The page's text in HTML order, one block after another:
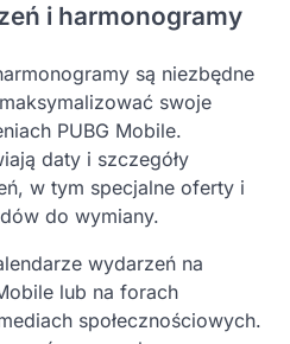
i harmonogramy
są niezbędne
swoje
PUBG Mobile.
daty i szczegóły
w tym specjalne oferty i
do wymiany.
wydarzeń na
lub na forach
społecznościowych.